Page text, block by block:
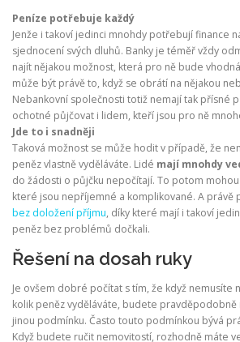
Peníze potřebuje každý
Jenže i takoví jedinci mnohdy potřebují finance
sjednocení svých dluhů. Banky je téměř vždy
najít nějakou možnost, která pro ně bude
může být právě to, když se obrátí na nějakou
Nebankovní společnosti totiž nemají tak přísné
ochotné půjčovat i lidem, kteří jsou pro ně
Jde to i snadněji
Taková možnost se může hodit v případě, že
peněz vlastně vyděláváte. Lidé mají mnohdy
do žádosti o půjčku nepočítají. To potom
které jsou nepříjemné a komplikované. A právě
bez doložení příjmu, díky které mají i takoví
peněz bez problémů dočkali.
Řešení na dosah ruky
Je ovšem dobré počítat s tím, že když nemusíte
kolik peněz vyděláváte, budete pravděpodobně
jinou podmínku. Často touto podmínkou bývá
Když budete ručit nemovitostí, rozhodně máte